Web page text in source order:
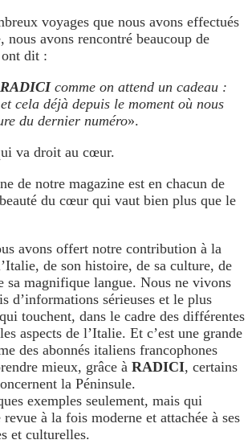
voyages que nous avons effectués
nous avons rencontré beaucoup de
dit :
RADICIcomme on attend un cadeau :
cela déjà depuis le moment où nous
du dernier numéro».
va droit au cœur.
de notre magazine est en chacun de
du cœur qui vaut bien plus que le
avons offert notre contribution à la
de son histoire, de sa culture, de
sa magnifique langue. Nous ne vivons
d’informations sérieuses et le plus
touchent, dans le cadre des différentes
aspects de l’Italie. Et c’est une grande
des abonnés italiens francophones
mieux, grâce à RADICI, certains
la Péninsule.
exemples seulement, mais qui
à la fois moderne et attachée à ses
et culturelles.